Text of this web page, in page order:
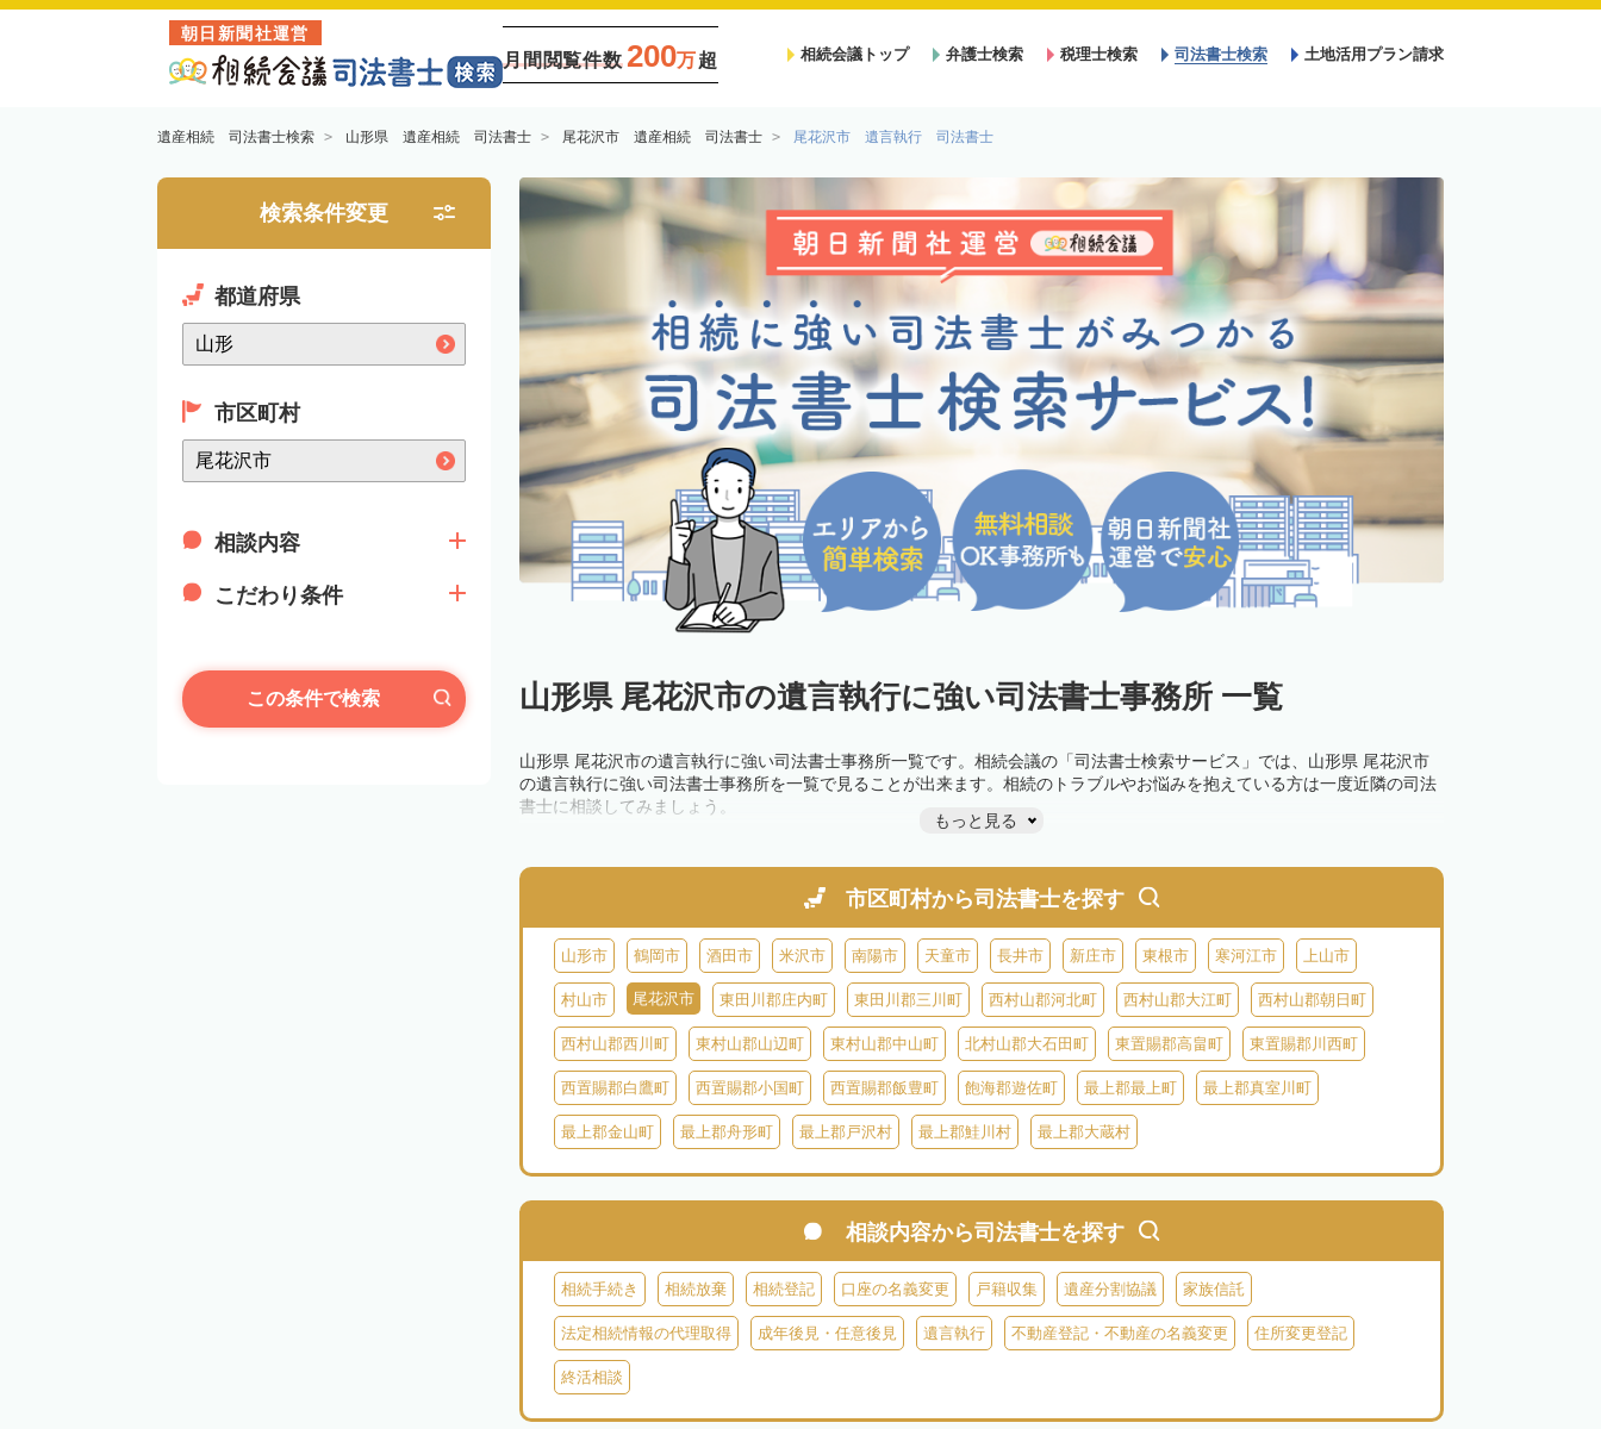
朝日新聞社運営
月間閲覧件数 200万超 相続会議トップ 弁護士検索 税理士検索 司法書士検索 土地活用プラン請求
遺産相続 司法書士検索 山形県 遺産相続 司法書士 尾花沢市 遺産相続 司法書士 尾花沢市 遺言執行 司法書士
検索条件変更
都道府県
市区町村
相談内容
こだわり条件
この条件で検索 山形県 尾花沢市の遺言執行に強い司法書士事務所 一覧
山形県 尾花沢市の遺言執行に強い司法書士事務所一覧です。相続会議の「司法書士検索サービス」では、山形県 尾花沢市
の遺言執行に強い司法書士事務所を一覧で見ることが出来ます。相続のトラブルやお悩みを抱えている方は一度近隣の司法
書士に相談してみましょう。
もっと見る
市区町村から司法書士を探す
山形市 鶴岡市 酒田市 米沢市 南陽市 天童市 長井市 新庄市 東根市 寒河江市 上山市
村山市 尾花沢市 東田川郡庄内町 東田川郡三川町 西村山郡河北町 西村山郡大江町 西村山郡朝日町
西村山郡西川町 東村山郡山辺町 東村山郡中山町 北村山郡大石田町 東置賜郡高畠町 東置賜郡川西町
西置賜郡白鷹町 西置賜郡小国町 西置賜郡飯豊町 飽海郡遊佐町 最上郡最上町 最上郡真室川町
最上郡金山町 最上郡舟形町 最上郡戸沢村 最上郡鮭川村 最上郡大蔵村
相談内容から司法書士を探す
相続手続き 相続放棄 相続登記 口座の名義変更 戸籍収集 遺産分割協議 家族信託
法定相続情報の代理取得 成年後見・任意後見 遺言執行 不動産登記・不動産の名義変更 住所変更登記
終活相談